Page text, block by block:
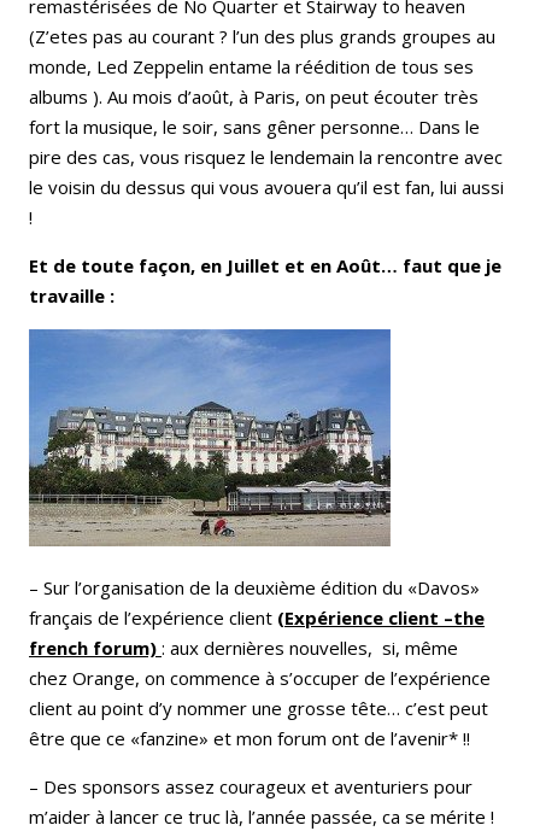
remastérisées de No Quarter et Stairway to heaven
(Z’etes pas au courant ? l’un des plus grands groupes au
monde, Led Zeppelin entame la réédition de tous ses
albums ). Au mois d’août, à Paris, on peut écouter très
fort la musique, le soir, sans gêner personne… Dans le
pire des cas, vous risquez le lendemain la rencontre avec
le voisin du dessus qui vous avouera qu’il est fan, lui aussi
!
Et de toute façon, en Juillet et en Août… faut que je
travaille :
– Sur l’organisation de la deuxième édition du «Davos»
français de l’expérience client (Expérience client –the
french forum) : aux dernières nouvelles, si, même
chez Orange, on commence à s’occuper de l’expérience
client au point d’y nommer une grosse tête… c’est peut
être que ce «fanzine» et mon forum ont de l’avenir* !!
– Des sponsors assez courageux et aventuriers pour
m’aider à lancer ce truc là, l’année passée, ca se mérite !